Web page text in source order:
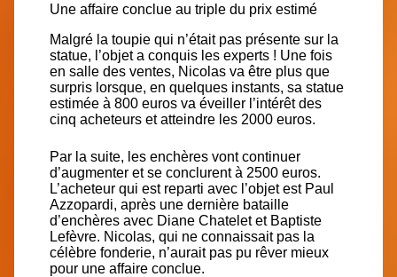
Une affaire conclue au triple du prix estimé
Malgré la toupie qui n’était pas présente sur la
statue, l’objet a conquis les experts ! Une fois
en salle des ventes, Nicolas va être plus que
surpris lorsque, en quelques instants, sa statue
estimée à 800 euros va éveiller l’intérêt des
cinq acheteurs et atteindre les 2000 euros.
Par la suite, les enchères vont continuer
d’augmenter et se conclurentà 2500 euros.
L’acheteur qui est reparti avec l’objet est Paul
Azzopardi, après une dernière bataille
d’enchères avec Diane Chatelet et Baptiste
Lefèvre. Nicolas, qui ne connaissait pas la
célèbre fonderie, n’aurait pas pu rêver mieux
pour une affaire conclue.